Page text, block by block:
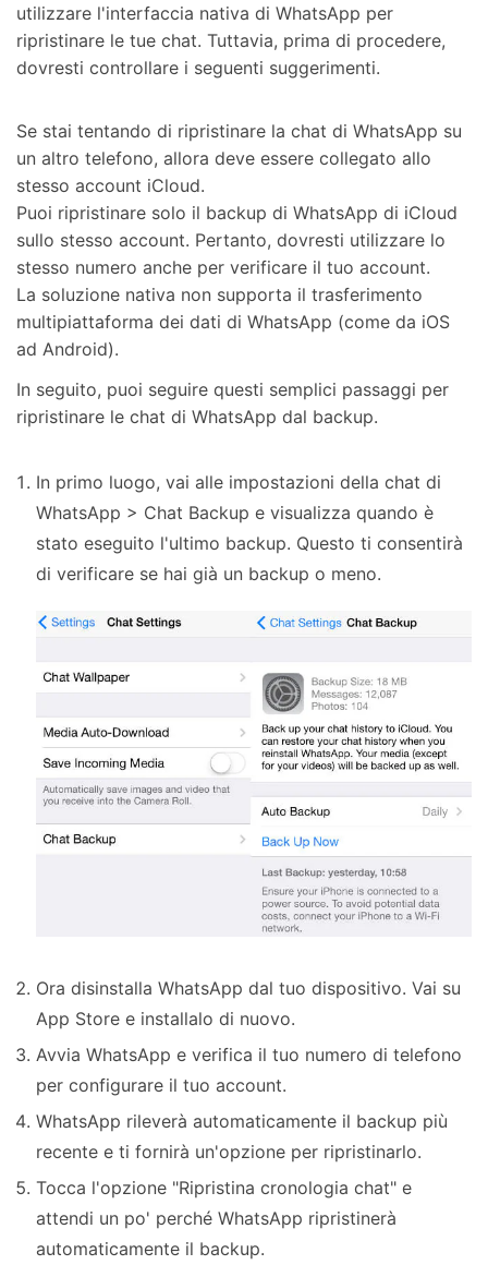
utilizzare l'interfaccia nativa di WhatsApp per
ripristinare le tue chat. Tuttavia, prima di procedere,
dovresti controllare i seguenti suggerimenti.
Se stai tentando di ripristinare la chat di WhatsApp su
un altro telefono, allora deve essere collegato allo
stesso account iCloud.
Puoi ripristinare solo il backup di WhatsApp di iCloud
sullo stesso account. Pertanto, dovresti utilizzare lo
stesso numero anche per verificare il tuo account.
La soluzione nativa non supporta il trasferimento
multipiattaforma dei dati di WhatsApp (come da iOS
ad Android).
In seguito, puoi seguire questi semplici passaggi per
ripristinare le chat di WhatsApp dal backup.
In primo luogo, vai alle impostazioni della chat di
WhatsApp > Chat Backup e visualizza quando è
stato eseguito l'ultimo backup. Questo ti consentirà
di verificare se hai già un backup o meno.
Ora disinstalla WhatsApp dal tuo dispositivo. Vai su
App Store e installalo di nuovo.
Avvia WhatsApp e verifica il tuo numero di telefono
per configurare il tuo account.
WhatsApp rileverà automaticamente il backup più
recente e ti fornirà un'opzione per ripristinarlo.
Tocca l'opzione "Ripristina cronologia chat" e
attendi un po' perché WhatsApp ripristinerà
automaticamente il backup.